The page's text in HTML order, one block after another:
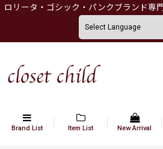
ロリータ・ゴシック・パンクブランド専
Brand List Item List New Arrival